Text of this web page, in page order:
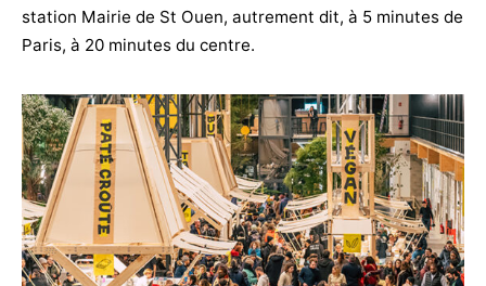
station Mairie de St Ouen, autrement dit, à 5 minutes de
Paris, à 20 minutes du centre.